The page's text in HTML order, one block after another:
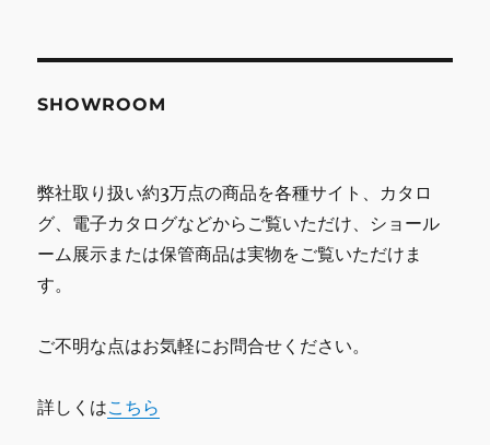
SHOWROOM
弊社取り扱い約3万点の商品を各種サイト、カタロ
グ、電子カタログなどからご覧いただけ、ショール
ーム展示または保管商品は実物をご覧いただけま
す。
ご不明な点はお気軽にお問合せください。
詳しくはこちら